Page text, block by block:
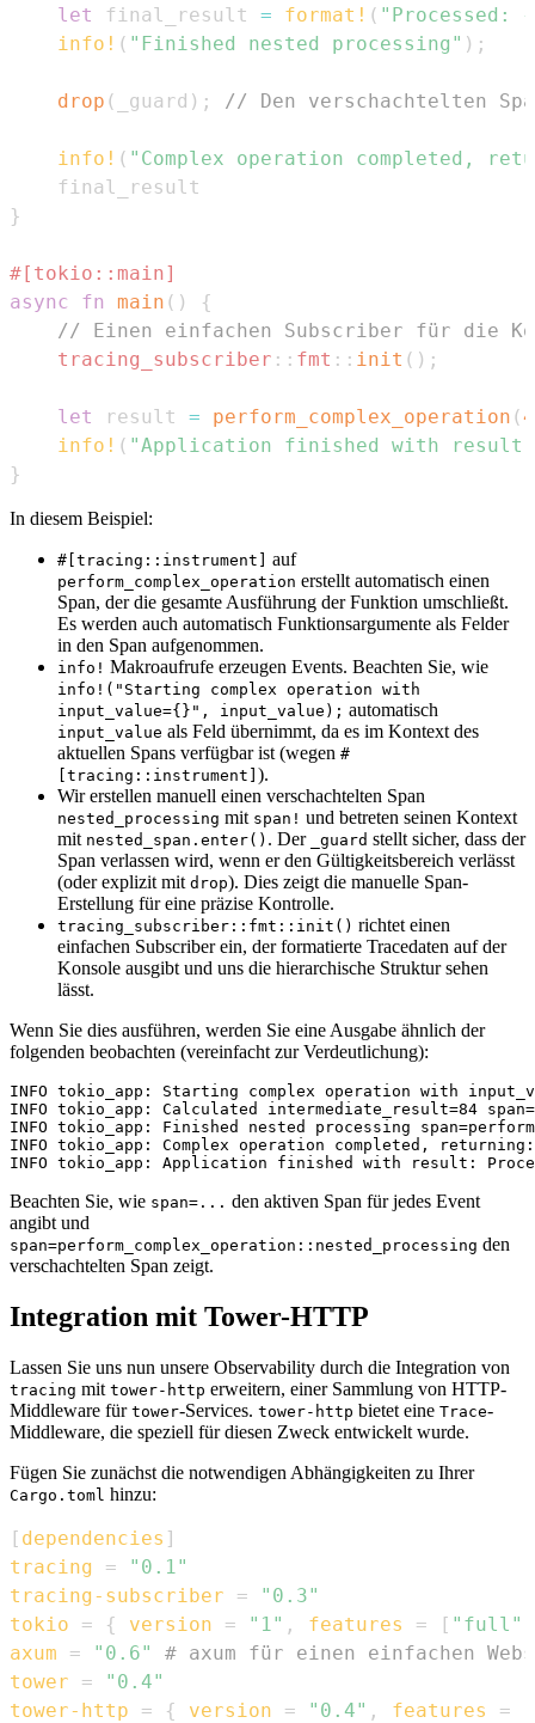
let final_result = format! ( "Processed:
info! ( "Finished nested processing" ) ;
drop ( _guard ) ; // Den verschachtelten
info! ( "Complex operation completed,
}
#[tokio::main]
async
fn main ( )
{
// Einen einfachen Subscriber für die
tracing_subscriber :: fmt :: init ( ) ;
let result = perform_complex_operation (
info! ( "Application finished with
}
In diesem Beispiel:
#[tracing::instrument] auf
perform_complex_operation erstellt automatisch einen
Span, der die gesamte Ausführung der Funktion umschließt.
Es werden auch automatisch Funktionsargumente als Felder
in den Span aufgenommen.
info! Makroaufrufe erzeugen Events. Beachten Sie, wie
info!("Starting complex operation with
input_value={}", input_value); automatisch
input_value als Feld übernimmt, da es im Kontext des
aktuellen Spans verfügbar ist (wegen #
[tracing::instrument] ).
Wir erstellen manuell einen verschachtelten Span
nested_processing mit span! und betreten seinen Kontext
mit nested_span.enter() . Der _guard stellt sicher, dass der
Span verlassen wird, wenn er den Gültigkeitsbereich verlässt
(oder explizit mit drop). Dies zeigt die manuelle Span-
Erstellung für eine präzise Kontrolle.
tracing_subscriber::fmt::init() richtet einen
einfachen Subscriber ein, der formatierte Tracedaten auf der
Konsole ausgibt und uns die hierarchische Struktur sehen
lässt.
Wenn Sie dies ausführen, werden Sie eine Ausgabe ähnlich der
folgenden beobachten (vereinfacht zur Verdeutlichung):
INFO tokio_app: Starting complex operation with
INFO tokio_app: Calculated intermediate_result=84
INFO tokio_app: Finished nested processing
INFO tokio_app: Complex operation completed,
Beachten Sie, wie span=... den aktiven Span für jedes Event
angibt und
span=perform_complex_operation::nested_processing den
verschachtelten Span zeigt.
Integration mit Tower-HTTP
Lassen Sie uns nun unsere Observability durch die Integration von
tracing mit tower-http erweitern, einer Sammlung von HTTP-
Middleware für tower-Services. tower-http bietet eine Trace-
Middleware, die speziell für diesen Zweck entwickelt wurde.
Fügen Sie zunächst die notwendigen Abhängigkeiten zu Ihrer
Cargo.toml hinzu:
[ dependencies ]
tracing
=
"0.1"
tracing-subscriber
=
"0.3"
tokio
= { version = "1" , features = [ "full"
axum
= "0.6"
# axum für einen einfachen
tower
=
"0.4"
tower-http
= { version = "0.4" , features =